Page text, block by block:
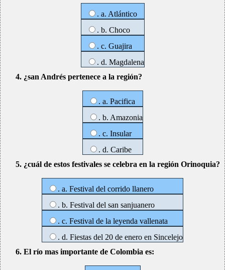
. a. Atlántico
. b. Choco
. c. Guajira
. d. Magdalena
4. ¿san Andrés pertenece a la región?
. a. Pacifica
. b. Amazonia
. c. Insular
. d. Caribe
5. ¿cuál de estos festivales se celebra en la región Orinoquia?
. a. Festival del corrido llanero
. b. Festival del san sanjuanero
. c. Festival de la leyenda vallenata
. d. Fiestas del 20 de enero en Sincelejo
6. El río mas importante de Colombia es: